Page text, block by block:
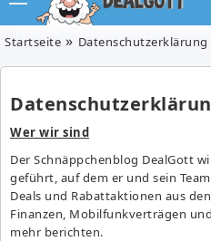
Startseite Datenschutzerklärung
Wer wir sind
Der Schnäppchenblog DealGott
geführt, auf dem er und sein
Deals und Rabattaktionen aus
Finanzen, Mobilfunkverträgen
mehr berichten.